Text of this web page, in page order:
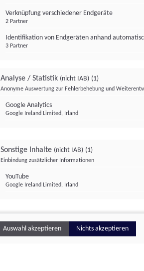
Verknüpfung verschiedener Endgeräte
2 Partner
Identifikation von Endgeräten anhand
3 Partner
Analyse / Statistik (nicht IAB) (1)
Anonyme Auswertung zur Fehlerbehebung und
Google Analytics
Google Ireland Limited, Irland
Sonstige Inhalte (nicht IAB) (1)
Einbindung zusätzlicher Informationen
YouTube
Google Ireland Limited, Irland
Auswahl akzeptieren Nichts akzeptieren